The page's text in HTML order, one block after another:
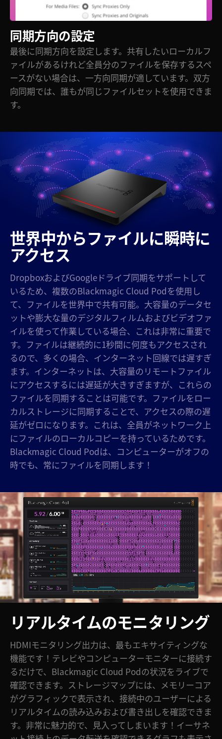
同期方向の設定
最後に同期方向を設定します。共有したいローカルフ
ァイルがあるけれど全員分のファイルを保存するスペ
ースがない場合は、一方向同期が適しています。双方
向同期では、誰もが同じファイルセットを使用できま
す。
世界中からファイルに瞬時に
アクセス
DropboxおよびGoogleドライブ同期をサポートして
いるため、複数のBlackmagic Cloud Podを使用し
て、ファイルを世界中で共有可能。大容量のデータセ
ットや膨大な量のデジタルフィルムおよびビデオファ
イルを使って作業している場合、これは非常に重要で
す。ファイルは継続的に1秒間に何度もアクセスされ
るので、多くの場合、インターネット回線では遅すぎ
ます。インターネットは、大容量のリモートファイル
にアクセスするには遅延が大きすぎますが、これらの
ファイルを同期することは可能です。ファイルをロー
カルストレージに同期することで、アクセスの際の遅
延がゼロになります。これは、全員がネットワーク上
にファイルのローカルコピーを持っているためです。
Blackmagic Cloud Podは、コンピューターがオフの
時でも、常にファイルを同期します！
リアルタイムのモニタリング
HDMIモニタリング出力は、最もエキサイティングな
機能です！テレビやコンピューターモニターに接続す
るだけで、Blackmagic Cloud Podの状況をライブで
確認できます。ストレージマップには、メモリーコア
がグラフィックで表示され、接続中のユーザーによる
リアルタイムの読み込みおよび書き出しを確認できま
す。非常に魅力的で、見入ってしまいます！イーサネ